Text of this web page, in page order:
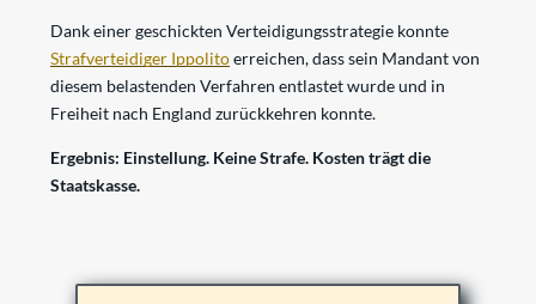
Dank einer geschickten Verteidigungsstrategie konnte
Strafverteidiger Ippolitoerreichen, dass sein Mandant von
diesem belastenden Verfahren entlastet wurde und in
Freiheit nach England zurückkehren konnte.
Ergebnis: Einstellung. Keine Strafe. Kosten trägt die
Staatskasse.